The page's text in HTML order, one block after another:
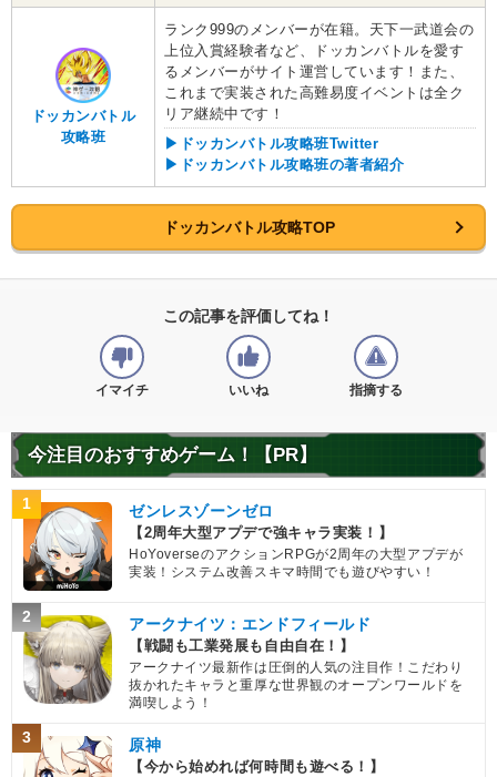
ドッカンバトル
攻略班
ランク999のメンバーが在籍。天下一武道会の
上位入賞経験者など、ドッカンバトルを愛す
るメンバーがサイト運営しています！また、
これまで実装された高難易度イベントは全ク
リア継続中です！
▶ドッカンバトル攻略班Twitter
▶ドッカンバトル攻略班の著者紹介
ドッカンバトル攻略TOP
この記事を評価してね！
イマイチ いいね 指摘する
今注目のおすすめゲーム！【PR】
1 ゼンレスゾーンゼロ
【2周年大型アプデで強キャラ実装！】
HoYoverseのアクションRPGが2周年の大型アプデが
実装！システム改善スキマ時間でも遊びやすい！
2 アークナイツ：エンドフィールド
【戦闘も工業発展も自由自在！】
アークナイツ最新作は圧倒的人気の注目作！こだわり
抜かれたキャラと重厚な世界観のオープンワールドを
満喫しよう！
3 原神
【今から始めれば何時間も遊べる！】